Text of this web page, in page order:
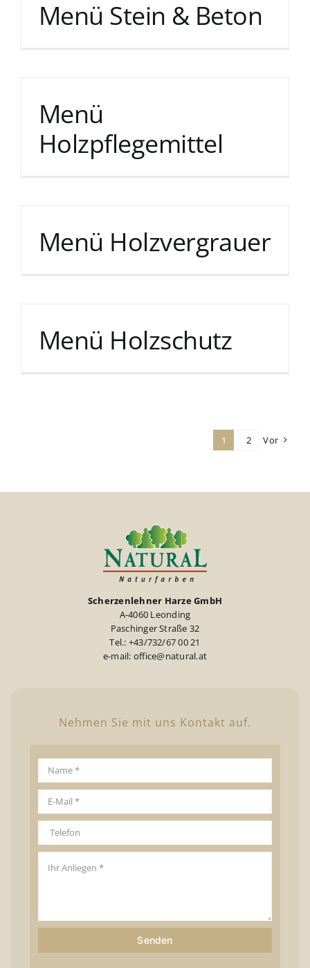
Menü Stein & Beton
Menü
Holzpflegemittel
Menü Holzvergrauer
Menü Holzschutz
1 2 Vor
Scherzenlehner Harze GmbH
A-4060 Leonding
Paschinger Straße 32
Tel.: +43/732/67 00 21
e-mail: office@natural.at
Nehmen Sie mit uns Kontakt auf.
Senden